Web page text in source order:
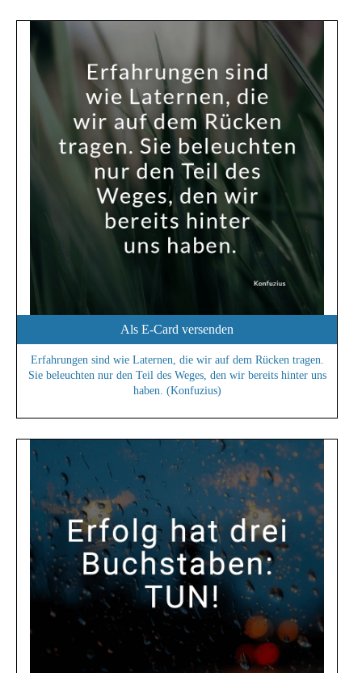
Als E-Card versenden
Erfahrungen sind wie Laternen, die wir auf dem Rücken tragen.
Sie beleuchten nur den Teil des Weges, den wir bereits hinter uns
haben. (Konfuzius)